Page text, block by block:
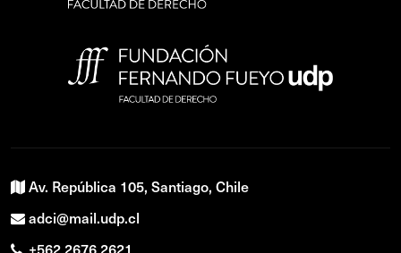
Av. República 105, Santiago, Chile
adci@mail.udp.cl